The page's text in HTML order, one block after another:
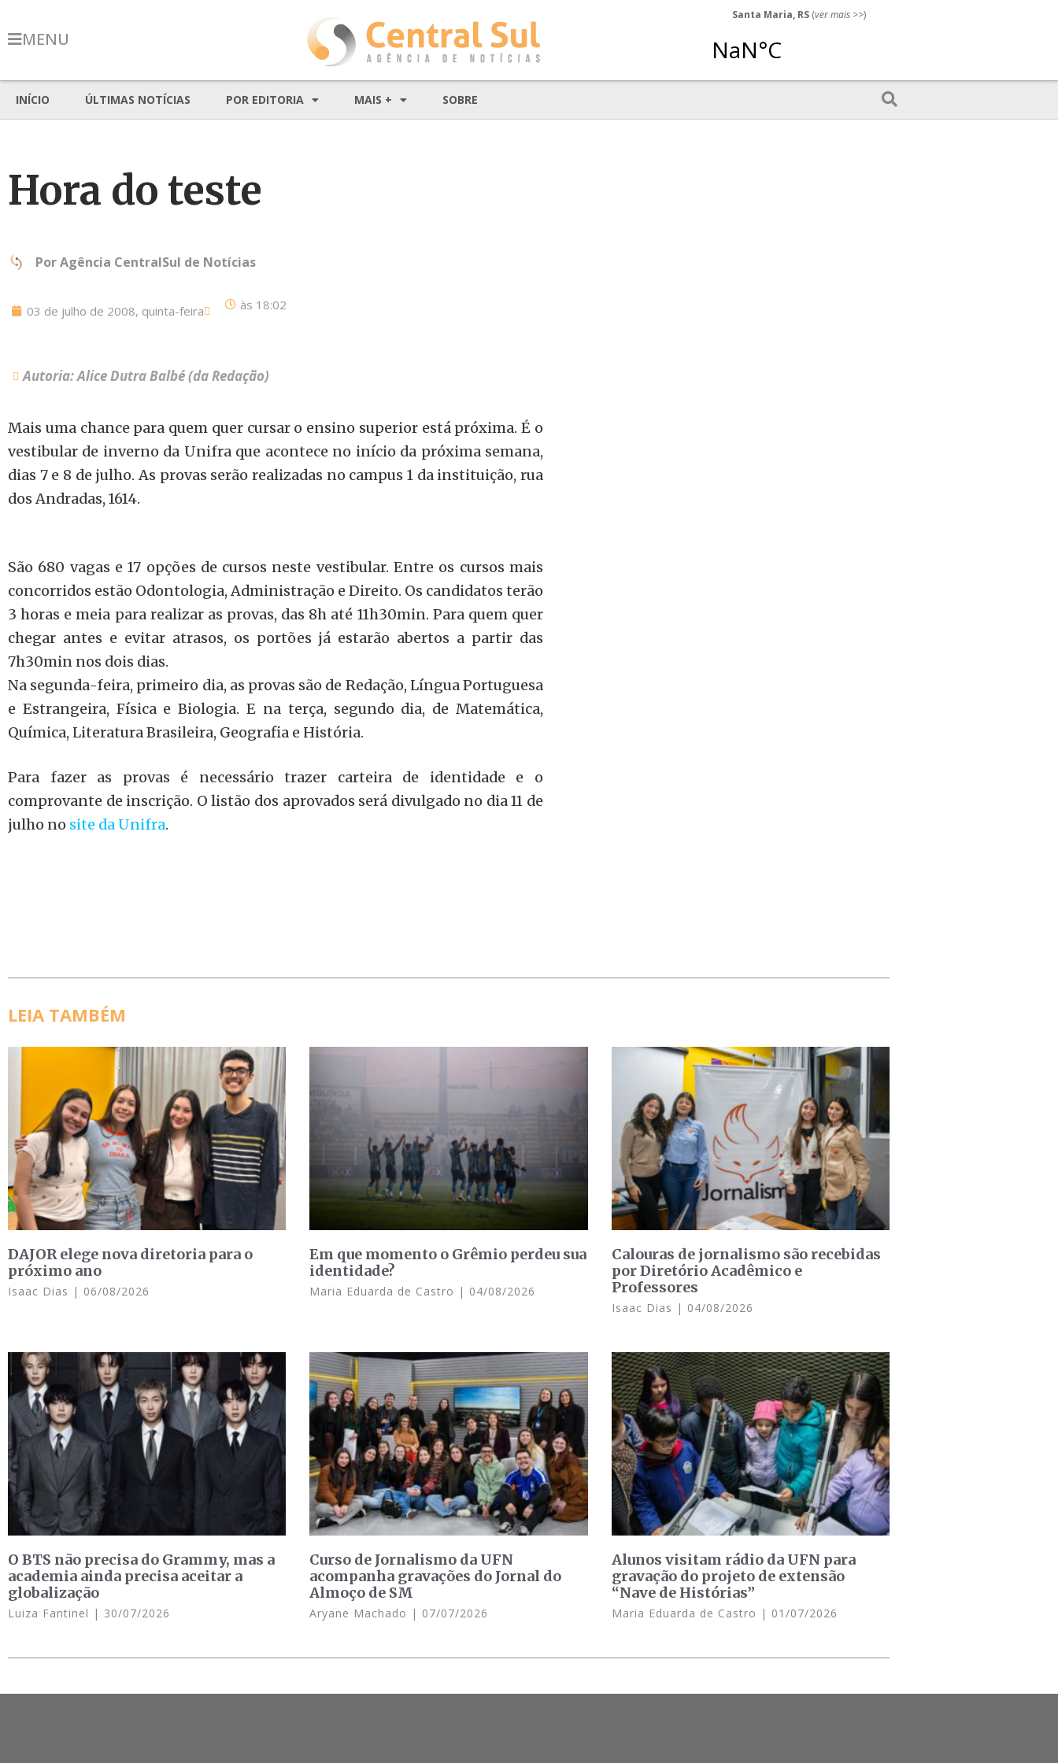
MENU
Santa Maria, RS (ver mais >>)
INÍCIO ÚLTIMAS NOTÍCIAS POR EDITORIA MAIS + SOBRE
Hora do teste
PorAgência CentralSul de Notícias
03 de julho de 2008, quinta-feira às 18:02
Autoria: Alice Dutra Balbé (da Redação)
Mais uma chance para quem quer cursar o ensino superior está próxima. É o
vestibular de inverno da Unifra que acontece no início da próxima semana,
dias 7 e 8 de julho. As provas serão realizadas no campus 1 da instituição, rua
dos Andradas, 1614.
São 680 vagas e 17 opções de cursos neste vestibular. Entre os cursos mais
concorridos estão Odontologia, Administração e Direito. Os candidatos terão
3 horas e meia para realizar as provas, das 8h até 11h30min. Para quem quer
chegar antes e evitar atrasos, os portões já estarão abertos a partir das
7h30min nos dois dias.
Na segunda-feira, primeiro dia, as provas são de Redação, Língua Portuguesa
e Estrangeira, Física e Biologia. E na terça, segundo dia, de Matemática,
Química, Literatura Brasileira, Geografia e História.
Para fazer as provas é necessário trazer carteira de identidade e o
comprovante de inscrição. O listão dos aprovados será divulgado no dia 11 de
julho no site da Unifra.
LEIA TAMBÉM
DAJOR elege nova diretoria para o
próximo ano
Isaac Dias 06/08/2026
Em que momento o Grêmio perdeu sua
identidade?
Maria Eduarda de Castro 04/08/2026
Calouras de jornalismo são recebidas
por Diretório Acadêmico e
Professores
Isaac Dias 04/08/2026
O BTS não precisa do Grammy, mas a
academia ainda precisa aceitar a
globalização
Luiza Fantinel 30/07/2026
Curso de Jornalismo da UFN
acompanha gravações do Jornal do
Almoço de SM
Aryane Machado 07/07/2026
Alunos visitam rádio da UFN para
gravação do projeto de extensão
“Nave de Histórias”
Maria Eduarda de Castro 01/07/2026